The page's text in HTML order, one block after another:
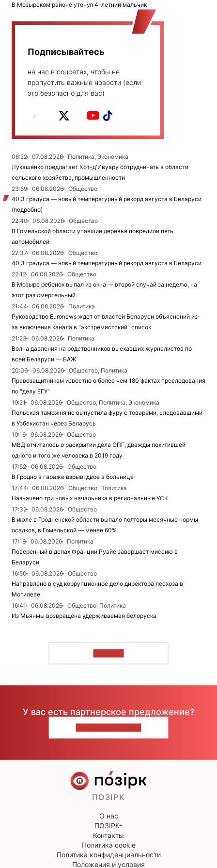
В Мозырском районе утонул 4-летний мальчик
Подписывайтесь
на нас в соцсетях, чтобы не
пропустить важные новости (если
это безопасно для вас)
08:22 07.08.2026
Политика, Экономика
Лукашенко предлагает Кот-д'Ивуару сотрудничать в области
сельского хозяйства, промышленности
23:59
06.08.2026
Общество
40,3 градуса — новый температурный рекорд августа в Беларуси
(подробно)
22:40
06.08.2026
Общество
В Гомельской области упавшие деревья повредили пять
автомобилей
22:37
06.08.2026
Общество
40,3 градуса — новый температурный рекорд августа в Беларуси
22:12
06.08.2026
Общество
В Мозыре ребенок выпал из окна — второй случай за неделю, на
этот раз смертельный
21:44
06.08.2026
Политика
Руководство Euronews ждет от властей Беларуси объяснений из-
за включения канала в "экстремистский" список
21:23
06.08.2026
Политика
Волна давления на родственников выехавших журналистов по
всей Беларуси — БАЖ
20:06
06.08.2026
Общество, Политика
Правозащитникам известно о более чем 180 фактах преследования
по "делу ЕГУ"
19:21
06.08.2026
Общество, Политика, Экономика
Польская таможня не выпустила фуру с товарами, следовавшими
в Узбекистан через Беларусь
19:16
06.08.2026
Общество
МВД отчиталось о раскрытии дела ОПГ, дважды похитившей
одного и того же человека в 2019 году
17:52
06.08.2026
Общество
В Гродно в гараже взрыв, двое в больнице
17:44
06.08.2026
Общество, Политика
Назначено три новых начальника в региональные УСК
17:32
06.08.2026
Общество
В июле в Гродненской области выпало полторы месячные нормы
осадков, в Гомельской — менее 60%
17:18
06.08.2026
Политика
Поверенный в делах Франции Руайе завершает миссию в
Беларуси
16:50
06.08.2026
Общество
Направлено в суд коррупционное дело директора лесхоза в
Могилеве
16:41
06.08.2026
Общество, Политика
Из Мьянмы возвращена удерживаемая белоруска
У вас есть партнерское предложение?
ПОЗІРК
О нас
ПОЗІРК+
Контакты
Политика cookie
Политика конфиденциальности
Положения и условия